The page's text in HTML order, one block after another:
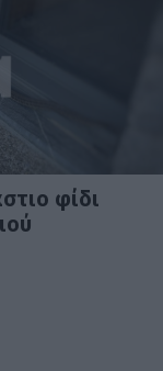
φίδι